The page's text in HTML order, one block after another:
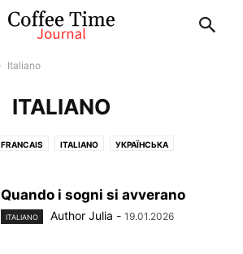
Italiano
ITALIANO
FRANCAIS ITALIANO УКРАЇНСЬКА
Quando i sogni si avverano
ITALIANO Author Julia - 19.01.2026